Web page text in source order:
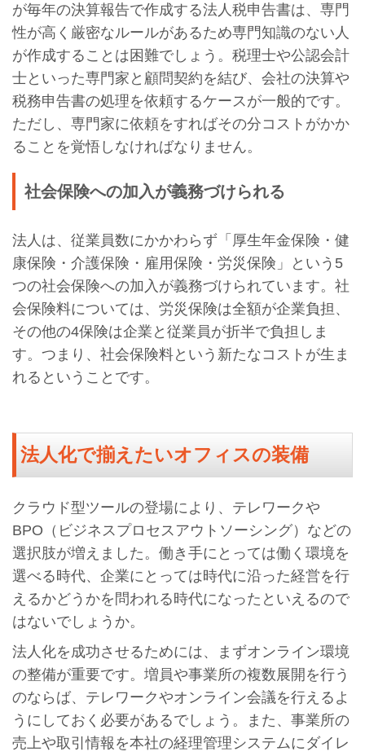
が毎年の決算報告で作成する法人税申告書は、専門
性が高く厳密なルールがあるため専門知識のない人
が作成することは困難でしょう。税理士や公認会計
士といった専門家と顧問契約を結び、会社の決算や
税務申告書の処理を依頼するケースが一般的です。
ただし、専門家に依頼をすればその分コストがかか
ることを覚悟しなければなりません。
社会保険への加入が義務づけられる
法人は、従業員数にかかわらず「厚生年金保険・健
康保険・介護保険・雇用保険・労災保険」という5
つの社会保険への加入が義務づけられています。社
会保険料については、労災保険は全額が企業負担、
その他の4保険は企業と従業員が折半で負担しま
す。つまり、社会保険料という新たなコストが生ま
れるということです。
法人化で揃えたいオフィスの装備
クラウド型ツールの登場により、テレワークや
BPO（ビジネスプロセスアウトソーシング）などの
選択肢が増えました。働き手にとっては働く環境を
選べる時代、企業にとっては時代に沿った経営を行
えるかどうかを問われる時代になったといえるので
はないでしょうか。
法人化を成功させるためには、まずオンライン環境
の整備が重要です。増員や事業所の複数展開を行う
のならば、テレワークやオンライン会議を行えるよ
うにしておく必要があるでしょう。また、事業所の
売上や取引情報を本社の経理管理システムにダイレ